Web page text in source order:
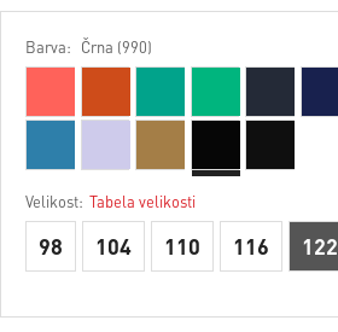
Barva: Črna (990)
Velikost: Tabela velikosti
98 104 110 116 122